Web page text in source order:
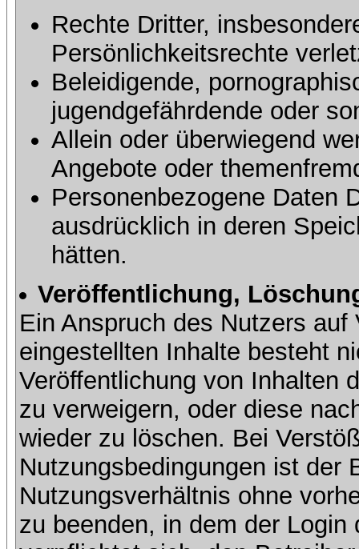
Rechte Dritter,
Persönlichkeitsrechte
Beleidigende,
jugendgefährdende oder
Allein oder überwiegend
Angebote oder
Personenbezogene Daten
ausdrücklich in deren
hätten.
Veröffentlichung,
Ein Anspruch des Nutzers
eingestellten Inhalte besteht
Veröffentlichung von Inhalten
zu verweigern, oder diese
wieder zu löschen. Bei
Nutzungsbedingungen ist der
Nutzungsverhältnis ohne
zu beenden, in dem der